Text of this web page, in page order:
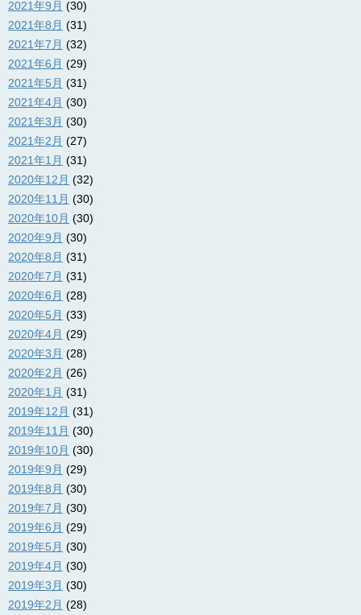
2021年9月 (30)
2021年8月 (31)
2021年7月 (32)
2021年6月 (29)
2021年5月 (31)
2021年4月 (30)
2021年3月 (30)
2021年2月 (27)
2021年1月 (31)
2020年12月 (32)
2020年11月 (30)
2020年10月 (30)
2020年9月 (30)
2020年8月 (31)
2020年7月 (31)
2020年6月 (28)
2020年5月 (33)
2020年4月 (29)
2020年3月 (28)
2020年2月 (26)
2020年1月 (31)
2019年12月 (31)
2019年11月 (30)
2019年10月 (30)
2019年9月 (29)
2019年8月 (30)
2019年7月 (30)
2019年6月 (29)
2019年5月 (30)
2019年4月 (30)
2019年3月 (30)
2019年2月 (28)